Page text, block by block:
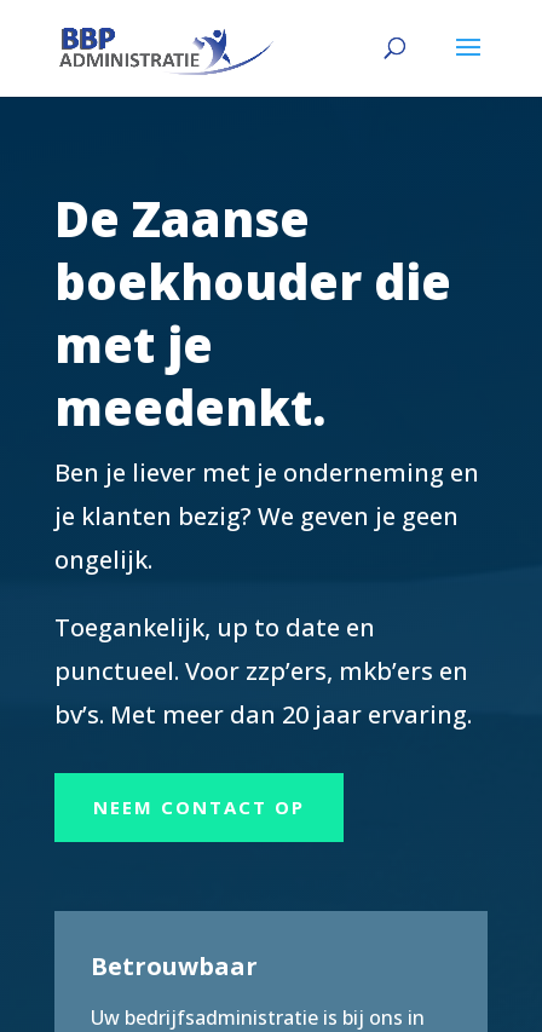
De Zaanse
boekhouder die
met je
meedenkt.
Ben je liever met je onderneming en
je klanten bezig? We geven je geen
ongelijk.
Toegankelijk, up to date en
punctueel. Voor zzp’ers, mkb’ers en
bv’s. Met meer dan 20 jaar ervaring.
NEEM CONTACT OP
Betrouwbaar
Uw bedrijfsadministratie is bij ons in